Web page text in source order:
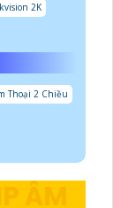
2K
Thoại 2 Chiều